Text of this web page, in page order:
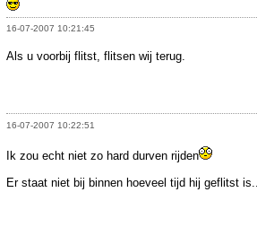
16-07-2007 10:21:45
Als u voorbij flitst, flitsen wij terug.
16-07-2007 10:22:51
Ik zou echt niet zo hard durven rijden
Er staat niet bij binnen hoeveel tijd hij geflitst is...